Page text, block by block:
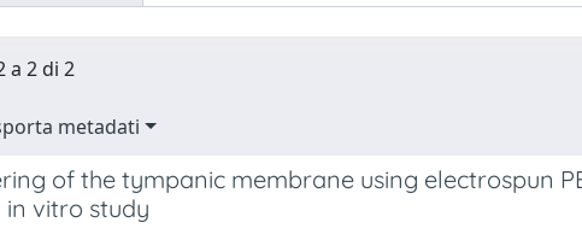
a 2 di 2
metadati
of the tympanic membrane using electrospun
vitro study